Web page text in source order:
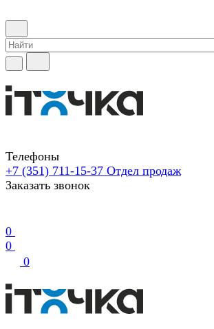
Телефоны
+7 (351) 711-15-37 Отдел продаж
Заказать звонок
0
0
0